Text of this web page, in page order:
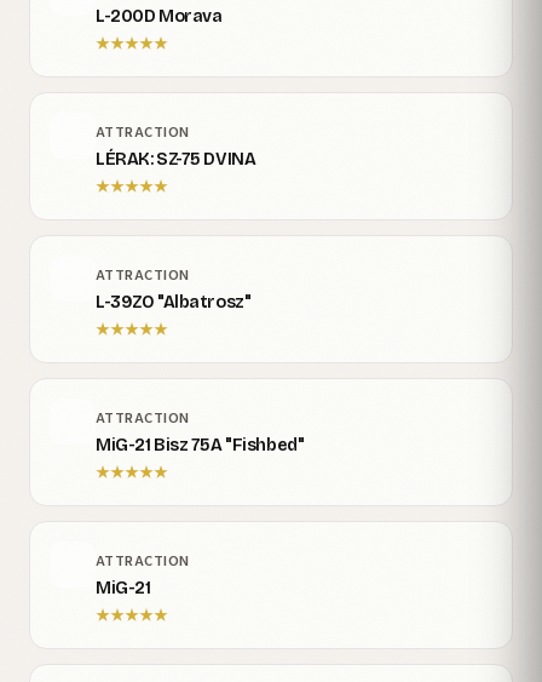
L-200D Morava
★★★★★
ATTRACTION
LÉRAK: SZ-75 DVINA
★★★★★
ATTRACTION
L-39ZO "Albatrosz"
★★★★★
ATTRACTION
MiG-21 Bisz 75A "Fishbed"
★★★★★
ATTRACTION
MiG-21
★★★★★